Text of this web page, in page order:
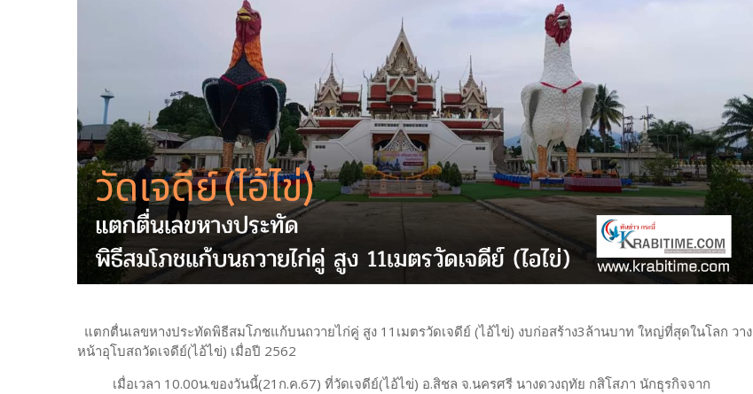
แตกตื่นเลขหางประทัดพิธีสมโภชแก้บนถวายไก่คู่ สูง 11เมตรวัดเจดีย์ (ไอ้ไข่) งบก่อสร้าง3ล้านบาท ใหญ่ที่สุดในโลก วาง
หน้าอุโบสถวัดเจดีย์(ไอ้ไข่) เมื่อปี 2562
เมื่อเวลา 10.00น.ของวันนี้(21ก.ค.67) ที่วัดเจดีย์(ไอ้ไข่) อ.สิชล จ.นครศรี นางดวงฤทัย กสิโสภา นักธุรกิจจาก